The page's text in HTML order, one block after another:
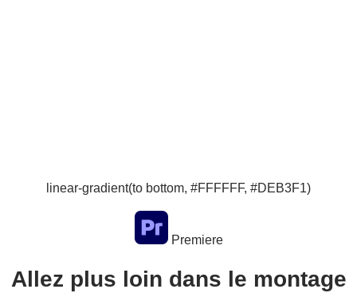
linear-gradient(to bottom, #FFFFFF, #DEB3F1)
Premiere
Allez plus loin dans le montage